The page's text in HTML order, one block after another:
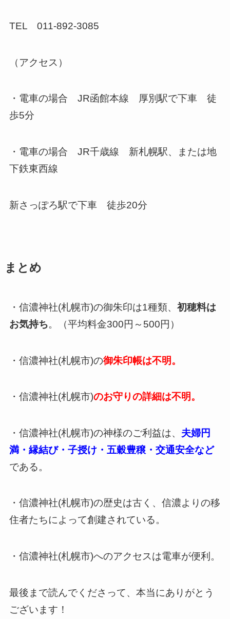
TEL 011-892-3085
（アクセス）
・電車の場合 JR函館本線 厚別駅で下車 徒
歩5分
・電車の場合 JR千歳線 新札幌駅、または地
下鉄東西線
新さっぽろ駅で下車 徒歩20分
まとめ
・信濃神社(札幌市)の御朱印は1種類、 初穂料は
お気持ち。（平均料金300円～500円）
・信濃神社(札幌市)の御朱印帳は不明。
・信濃神社(札幌市)のお守りの詳細は不明。
・信濃神社(札幌市)の神様のご利益は、 夫婦円
満・縁結び・子授け・五穀豊穣・交通安全など
である。
・信濃神社(札幌市)の歴史は古く、信濃よりの移
住者たちによって創建されている。
・信濃神社(札幌市)へのアクセスは電車が便利。
最後まで読んでくださって、本当にありがとう
ございます！